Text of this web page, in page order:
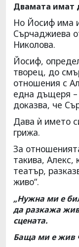
Двамата имат
Но Йосиф има
Сърчаджиева
Николова.
Йосиф,
творец, до
отношения с
една дъщеря
доказва, че
Дава ѝ името
грижа.
За
такива, Алекс,
театър,
живо“.
„Нужна ми е
да разкажа
сцената.
Баща ми е жив